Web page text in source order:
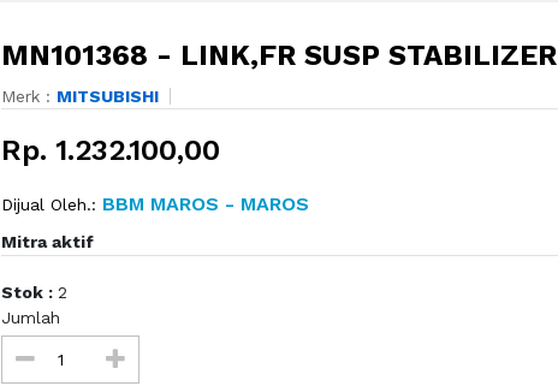
MN101368 - LINK,FR SUSP STABILIZER
Merk : MITSUBISHI
Rp. 1.232.100,00
Dijual Oleh.: BBM MAROS - MAROS
Mitra aktif
Stok : 2
Jumlah